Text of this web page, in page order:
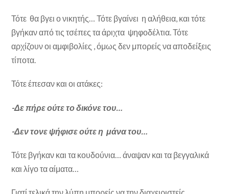
Τότε θα βγει ο νικητής… Τότε βγαίνει η αλήθεια, και τότε
βγήκαν από τις τσέπες τα άριχτα ψηφοδέλτια. Τότε
αρχίζουν οι αμφιβολίες , όμως δεν μπορείς να αποδείξεις
τίποτα.
Τότε έπεσαν και οι ατάκες:
-Δε πήρε ούτε το δικόνε του…
-Δεν τονε ψήφισε ούτε η μάνα του…
Τότε βγήκαν και τα κουδούνια… άναψαν και τα βεγγαλικά
και λίγο τα αίματα…